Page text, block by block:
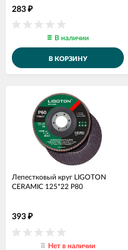
283 ₽
В наличии
В КОРЗИНУ
Лепестковый круг LIGOTON
CERAMIC 125*22 Р80
393 ₽
Нет в наличии